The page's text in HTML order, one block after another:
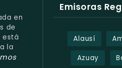
en
de
está
la
Emisoras
Alausí
Azuay